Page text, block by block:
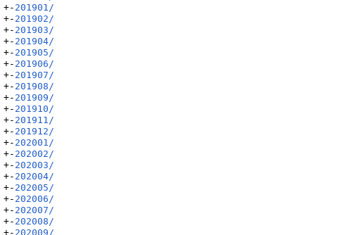
+- 201901/
+- 201902/
+- 201903/
+- 201904/
+- 201905/
+- 201906/
+- 201907/
+- 201908/
+- 201909/
+- 201910/
+- 201911/
+- 201912/
+- 202001/
+- 202002/
+- 202003/
+- 202004/
+- 202005/
+- 202006/
+- 202007/
+- 202008/
+- 202009/